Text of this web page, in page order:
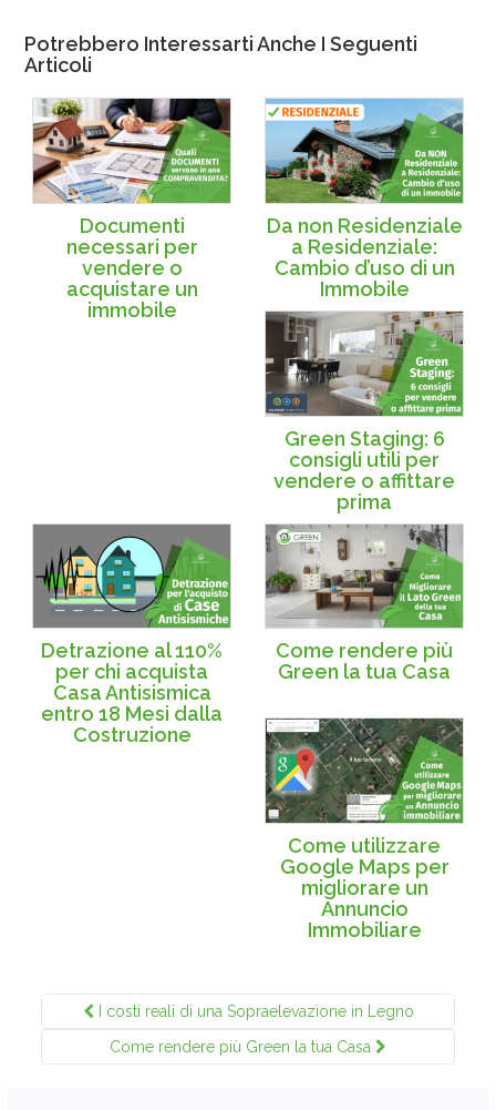
Potrebbero Interessarti Anche I Seguenti
Articoli
Documenti
necessari per
vendere o
acquistare un
immobile
Da non Residenziale
a Residenziale:
Cambio d’uso di un
Immobile
Green Staging: 6
consigli utili per
vendere o affittare
prima
Detrazione al 110%
per chi acquista
Casa Antisismica
entro 18 Mesi dalla
Costruzione
Come rendere più
Green la tua Casa
Come utilizzare
Google Maps per
migliorare un
Annuncio
Immobiliare
I costi reali di una Sopraelevazione in Legno
Come rendere più Green la tua Casa